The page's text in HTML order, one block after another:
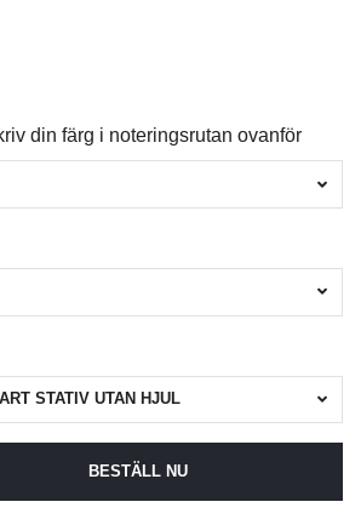
din färg i noteringsrutan ovanför
STATIV UTAN HJUL
BESTÄLL NU